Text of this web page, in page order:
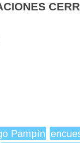
Pampín